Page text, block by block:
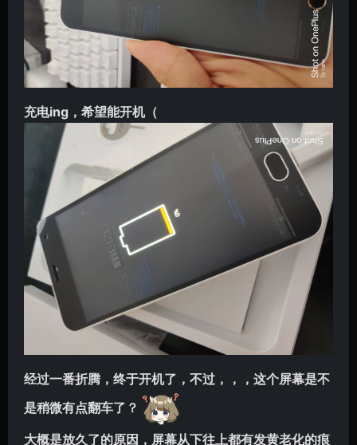
充电ing，希望能开机（
经过一番折腾，终于开机了，不过，，，这个屏幕是不
是稍微有点翻车了？
大概是放久了的原因，屏幕从下往上都有发黄老化的痕